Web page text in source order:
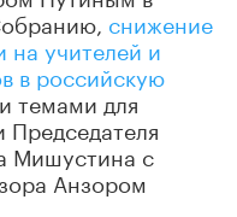
снижение
на учителей и
в российскую
темами для
Председателя
Мишустина с
Анзором